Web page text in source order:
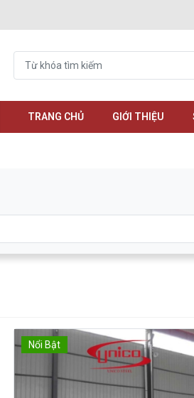
TRANG CHỦ GIỚI THIỆU
Nổi Bật